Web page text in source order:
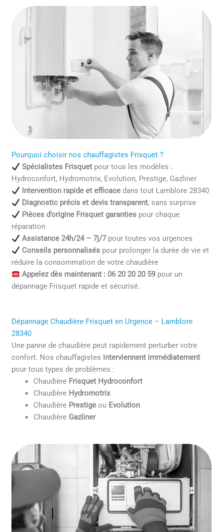
Pourquoi choisir nos chauffagistes Frisquet ?
Spécialistes Frisquetpour tous les modèles :
Hydroconfort, Hydromotrix, Evolution, Prestige, Gazliner
Intervention rapide et efficacedans tout Lamblore 28340
Diagnostic précis et devis transparent, sans surprise
Pièces d’origine Frisquet garantiespour chaque
réparation
Assistance 24h/24 – 7j/7pour toutes vos urgences
Conseils personnaliséspour prolonger la durée de vie et
réduire la consommation de votre chaudière
Appelez dès maintenant : 06 20 20 20 59pour un
dépannage Frisquet rapide et sécurisé.
Dépannage Chaudière Frisquet en Urgence – Lamblore
28340
Une panne de chaudière peut rapidement perturber votre
confort. Nos chauffagistes interviennent immédiatement
pour tous types de problèmes :
Chaudière Frisquet Hydroconfort
Chaudière Hydromotrix
Chaudière Prestige ou Evolution
Chaudière Gazliner